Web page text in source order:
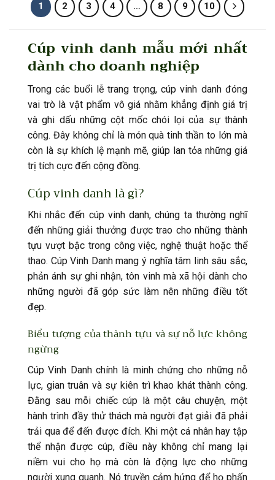
1 2 3 4 … 8 9 10
Cúp vinh danh mẫu mới nhất
dành cho doanh nghiệp
Trong các buổi lễ trang trọng, cúp vinh danh đóng
vai trò là vật phẩm vô giá nhằm khẳng định giá trị
và ghi dấu những cột mốc chói lọi của sự thành
công. Đây không chỉ là món quà tinh thần to lớn mà
còn là sự khích lệ mạnh mẽ, giúp lan tỏa những giá
trị tích cực đến cộng đồng.
Cúp vinh danh là gì?
Khi nhắc đến cúp vinh danh, chúng ta thường nghĩ
đến những giải thưởng được trao cho những thành
tựu vượt bậc trong công việc, nghệ thuật hoặc thể
thao. Cúp Vinh Danh mang ý nghĩa tâm linh sâu sắc,
phản ánh sự ghi nhận, tôn vinh mà xã hội dành cho
những người đã góp sức làm nên những điều tốt
đẹp.
Biểu tượng của thành tựu và sự nỗ lực không
ngừng
Cúp Vinh Danh chính là minh chứng cho những nỗ
lực, gian truân và sự kiên trì khao khát thành công.
Đằng sau mỗi chiếc cúp là một câu chuyện, một
hành trình đầy thử thách mà người đạt giải đã phải
trải qua để đến được đích. Khi một cá nhân hay tập
thể nhận được cúp, điều này không chỉ mang lại
niềm vui cho họ mà còn là động lực cho những
người xung quanh. Nó truyền cảm hứng để họ phấn